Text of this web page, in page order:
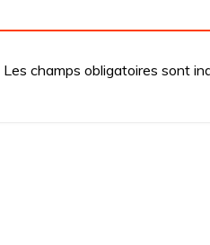
Les champs obligatoires sont